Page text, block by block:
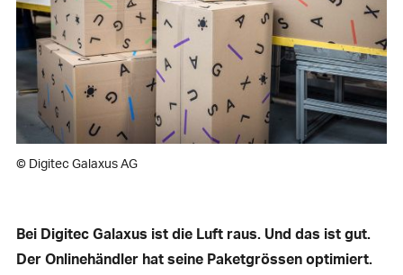
© Digitec Galaxus AG
Bei Digitec Galaxus ist die Luft raus. Und das ist gut.
Der Onlinehändler hat seine Paketgrössen optimiert.